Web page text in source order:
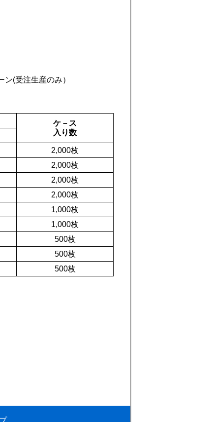
(受注生産のみ）
ケ－ス
入り数
2,000枚
2,000枚
2,000枚
2,000枚
1,000枚
1,000枚
500枚
500枚
500枚